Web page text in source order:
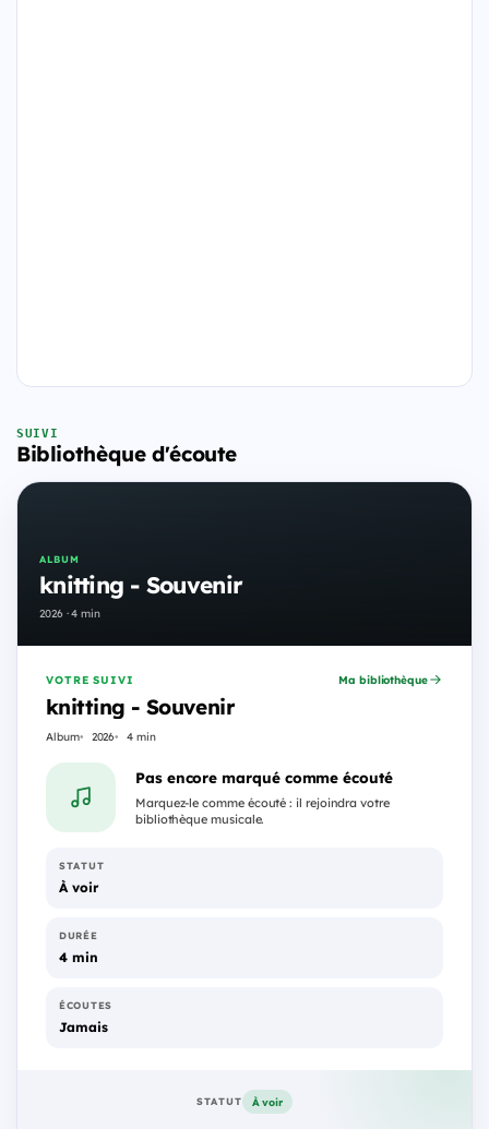
SUIVI
Bibliothèque d'écoute
ALBUM
knitting - Souvenir
2026 · 4 min
VOTRE SUIVI
knitting - Souvenir
Album 2026 4 min
Ma bibliothèque
Pas encore marqué comme écouté
Marquez-le comme écouté : il rejoindra votre
bibliothèque musicale.
STATUT
À voir
DURÉE
4 min
ÉCOUTES
Jamais
STATUT À voir